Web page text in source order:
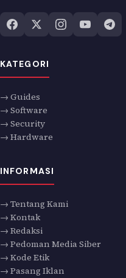
KATEGORI
→ Guides
→ Software
→ Security
→ Hardware
INFORMASI
→ Tentang Kami
→ Kontak
→ Redaksi
→ Pedoman Media Siber
→ Kode Etik
→ Pasang Iklan